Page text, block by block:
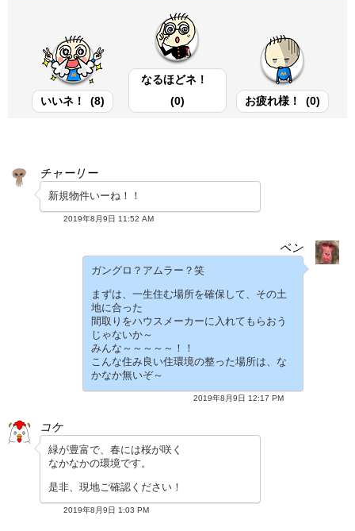
いいネ！ (8)
なるほどネ！
(0) お疲れ様！ (0)
チャーリー
新規物件いーね！！
2019年8月9日 11:52 AM
ベン
ガングロ？アムラー？笑
まずは、一生住む場所を確保して、その土
地に合った
間取りをハウスメーカーに入れてもらおう
じゃないか～
みんな～～～～～！！
こんな住み良い住環境の整った場所は、な
かなか無いぞ～
2019年8月9日 12:17 PM
コケ
緑が豊富で、春には桜が咲く
なかなかの環境です。
是非、現地ご確認ください！
2019年8月9日 1:03 PM